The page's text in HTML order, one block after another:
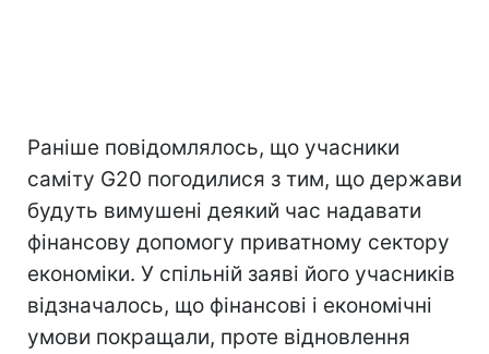
Раніше повідомлялось, що учасники
саміту G20 погодилися з тим, що держави
будуть вимушені деякий час надавати
фінансову допомогу приватному сектору
економіки. У спільній заяві його учасників
відзначалось, що фінансові і економічні
умови покращали, проте відновлення